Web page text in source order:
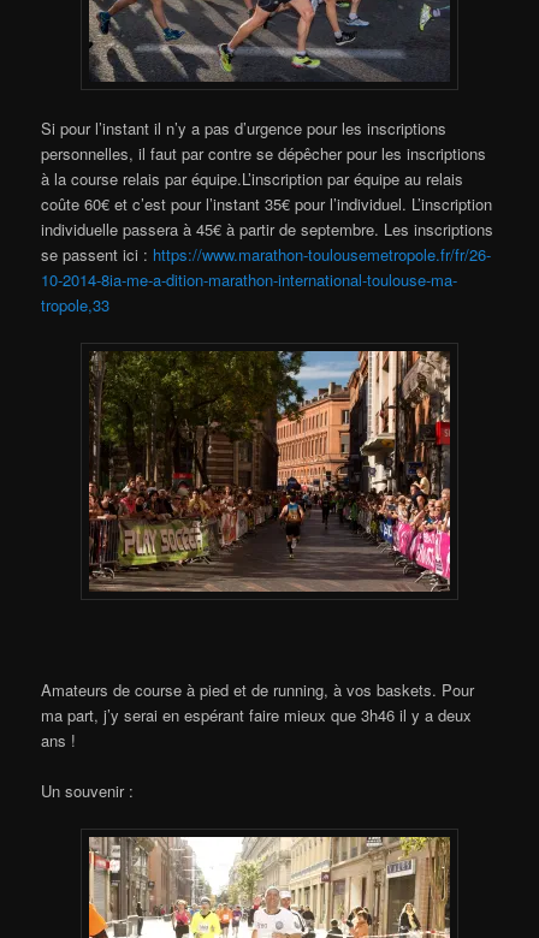
Si pour l’instant il n’y a pas d’urgence pour les inscriptions
personnelles, il faut par contre se dépêcher pour les inscriptions
à la course relais par équipe.L’inscription par équipe au relais
coûte 60€ et c’est pour l’instant 35€ pour l’individuel. L’inscription
individuelle passera à 45€ à partir de septembre. Les inscriptions
se passent ici : https://www.marathon-toulousemetropole.fr/fr/26-
10-2014-8ia-me-a-dition-marathon-international-toulouse-ma-
tropole,33
Amateurs de course à pied et de running, à vos baskets. Pour
ma part, j’y serai en espérant faire mieux que 3h46 il y a deux
ans !
Un souvenir :